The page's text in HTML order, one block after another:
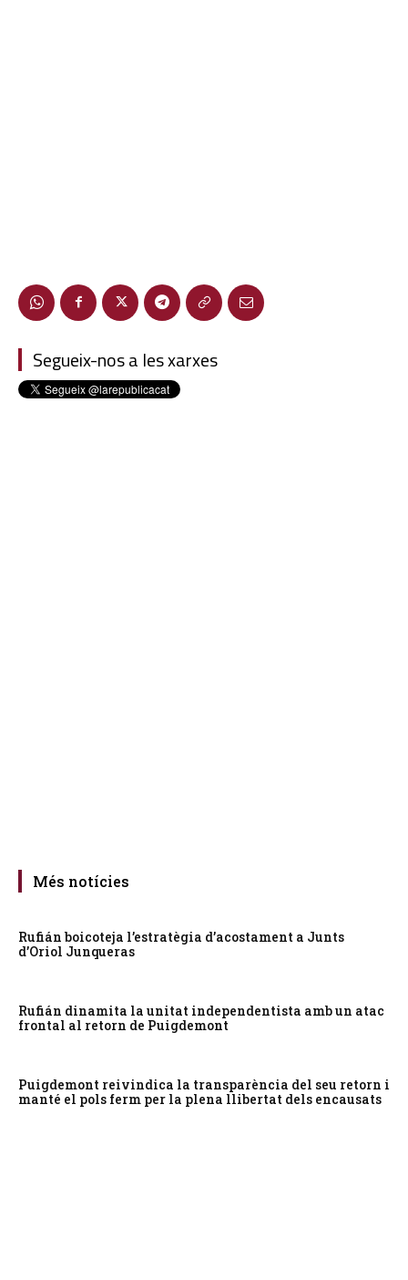
Segueix-nos a les xarxes
Més notícies
Rufián boicoteja l’estratègia d’acostament a Junts
d’Oriol Junqueras
Rufián dinamita la unitat independentista amb un atac
frontal al retorn de Puigdemont
Puigdemont reivindica la transparència del seu retorn i
manté el pols ferm per la plena llibertat dels encausats